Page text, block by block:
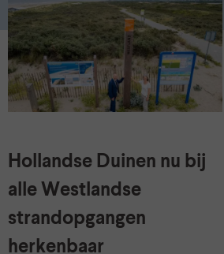
Hollandse Duinen nu bij
alle Westlandse
strandopgangen
herkenbaar